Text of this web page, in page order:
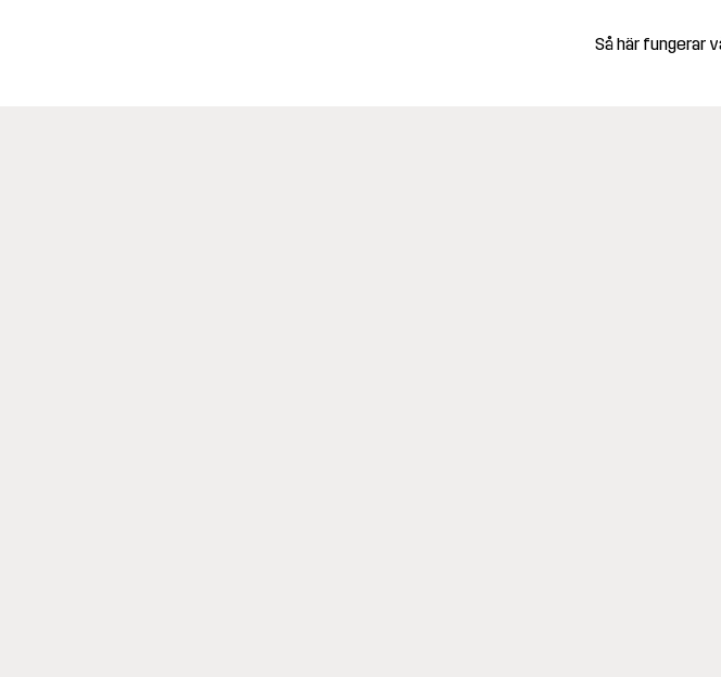
Så här fungerar